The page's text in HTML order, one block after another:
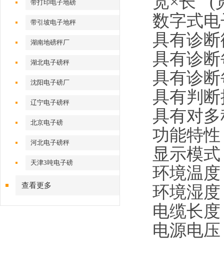
带打印电子地磅
带引坡电子地秤
湖南地磅秤厂
湖北电子磅秤
沈阳电子磅厂
辽宁电子磅秤
北京电子磅
河北电子磅秤
天津3吨电子磅
查看更多
数字式
具有诊
具有诊
具有诊
具有判
具有对
功能特
显示模
环境温
环境湿
电缆长
电源电